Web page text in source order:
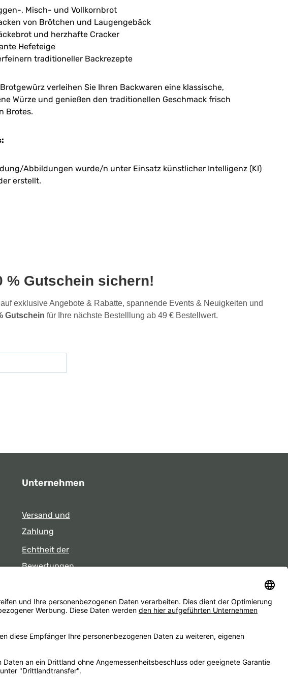
, Misch- und Vollkornbrot
von Brötchen und Laugengebäck
und herzhafte Cracker
Hefeteige
traditioneller Backrezepte
verleihen Sie Ihren Backwaren eine klassische,
Würze und genießen den traditionellen Geschmack frisch
Brotes.
Abbildungen wurde/n unter Einsatz künstlicher Intelligenz (KI)
erstellt.
% Gutschein sichern!
exklusive Angebote & Rabatte, spannende Events & Neuigkeiten und
Gutschein für Ihre nächste Bestelllung ab 49 € Bestellwert.
Unternehmen
Versand und
Zahlung
Echtheit der
Bewertungen
Laden